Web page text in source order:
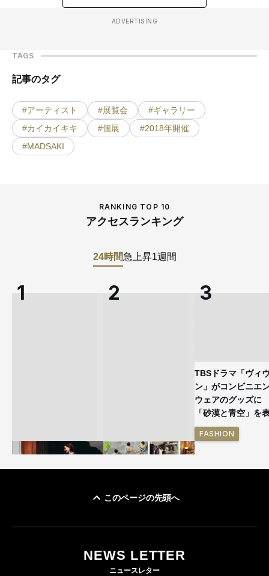
ADVERTISING
TAGS
記事のタグ
#アーティスト #展覧会
#ギャラリー
#カイカイキキ
#個展
#2018年開催
#MADSAKI
RANKING TOP 10
アクセスランキング
24時間急上昇1週間
ケットなど7型を発売
をラインナップ
TBSドラマ「ヴィ
ン」がコンビニエ
ウェアのグッズ
「砂漠と青空」を
FASHION
このページの先頭へ
NEWS LETTER
ニュースレター